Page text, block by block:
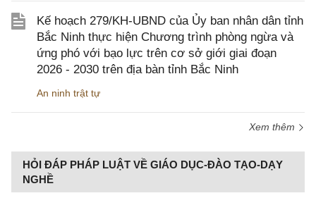
Kế hoạch 279/KH-UBND của Ủy ban nhân dân tỉnh
Bắc Ninh thực hiện Chương trình phòng ngừa và
ứng phó với bạo lực trên cơ sở giới giai đoạn
2026 - 2030 trên địa bàn tỉnh Bắc Ninh
An ninh trật tự
Xem thêm
HỎI ĐÁP PHÁP LUẬT VỀ GIÁO DỤC-ĐÀO TẠO-DẠY
NGHỀ